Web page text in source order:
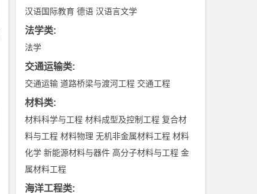
汉语国际教育 德语 汉语言文学
法学类:
法学
交通运输类:
交通运输 道路桥梁与渡河工程 交通工程
材料类:
材料科学与工程 材料成型及控制工程 复合材
料与工程 材料物理 无机非金属材料工程 材料
化学 新能源材料与器件 高分子材料与工程 金
属材料工程
海洋工程类: